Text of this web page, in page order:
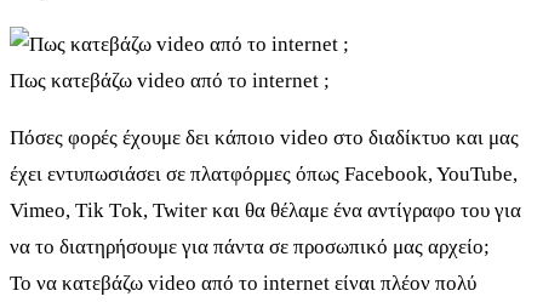
Πως κατεβάζω video από το internet ;
Πόσες φορές έχουμε δει κάποιο video στο διαδίκτυο και μας
έχει εντυπωσιάσει σε πλατφόρμες όπως Facebook, YouTube,
Vimeo, Τik Τok, Twiter και θα θέλαμε ένα αντίγραφο του για
να το διατηρήσουμε για πάντα σε προσωπικό μας αρχείο;
Το να κατεβάζω video από το internet είναι πλέον πολύ